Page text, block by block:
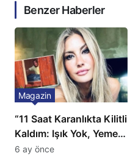
Benzer Haberler
“11 Saat Karanlıkta Kilitli
Kaldım: Işık Yok, Yemek
Yok, Tuvalet Yok!”
Magazin
6 ay önce